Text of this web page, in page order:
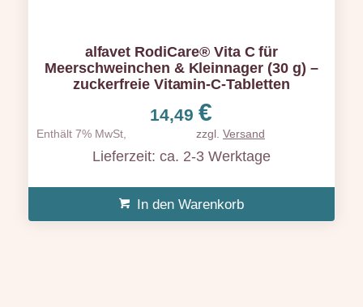
alfavet RodiCare® Vita C für
Meerschweinchen & Kleinnager (30 g) –
zuckerfreie Vitamin-C-Tabletten
14,49€
Enthält 7% MwSt, zzgl. Versand
Lieferzeit: ca. 2-3 Werktage
In den Warenkorb